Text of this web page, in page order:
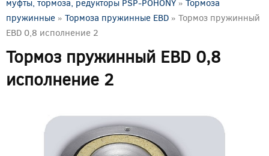
пружинные » Тормоза пружинные EBD » Тормоз пружинный
EBD 0,8 исполнение 2
Тормоз пружинный EBD 0,8
исполнение 2